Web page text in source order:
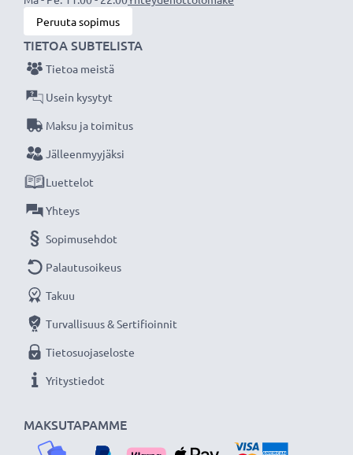
CELLONIC vaihtoakku - laatua edulliseen hintaan.
★3 vuoden takuu★
Olemme vuonna 2004 perustettu kansainvälinen
verkkokauppa, joka tarjoaa laadukkaita tuotteita, ja
siksi tarjoamme 36 kuukauden takuun!
Peruuta sopimus
MAKSUTAPAMME
TIETOA SUBTELISTA
Tietoa meistä
Usein kysytyt
Maksu ja toimitus
Jälleenmyyjäksi
Luettelot
Yhteys
Sopimusehdot
Palautusoikeus
Takuu
Turvallisuus & Sertifioinnit
Tietosuojaseloste
Yritystiedot